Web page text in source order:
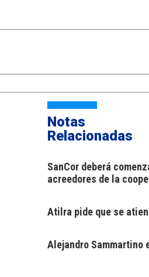
Notas
Relacionadas
SanCor deberá
acreedores de la
Atilra pide que se
Alejandro Sammartino